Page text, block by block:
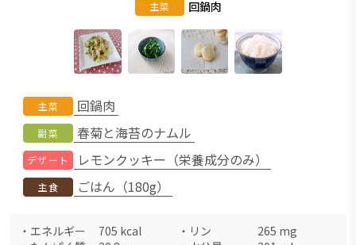
主菜 回鍋肉
主菜 回鍋肉
副菜 春菊と海苔のナムル
デザート レモンクッキー（栄養成分のみ）
主食 ごはん（180g）
・ エネルギー 705 kcal ・ リン 265 mg